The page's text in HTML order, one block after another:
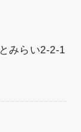
みらい2-2-1